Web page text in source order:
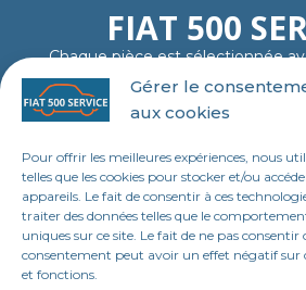
Gérer le
aux cookies
Pour offrir les meilleures expériences, nous
telles que les cookies pour stocker et/ou
appareils. Le fait de consentir à ces
traiter des données telles que le
uniques sur ce site. Le fait de ne pas consentir
consentement peut avoir un effet négatif sur
et fonctions.
FIAT 500
Chaque pièce est sélectionnée
garantir fiabilité, authenticité et
comme au premier
06 11 23 40 18
MENU
Accueil
Boutique en